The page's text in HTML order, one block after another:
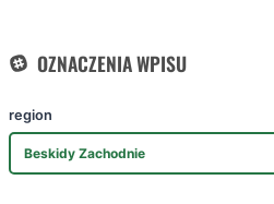
OZNACZENIA WPISU
region
Beskidy Zachodnie